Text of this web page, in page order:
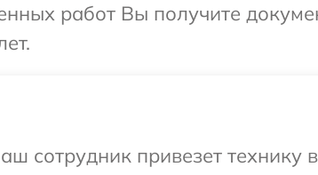
работ Вы получите
сотрудник привезет технику в